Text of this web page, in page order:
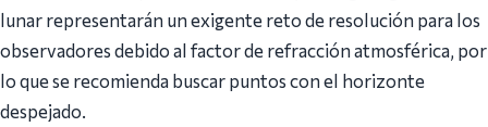
lunar representarán un exigente reto de resolución para los
observadores debido al factor de refracción atmosférica, por
lo que se recomienda buscar puntos con el horizonte
despejado.